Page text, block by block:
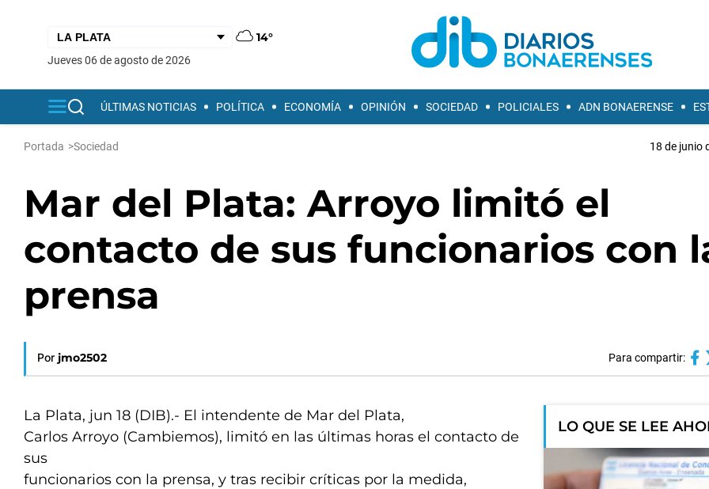
14°
jueves 06 de agosto de 2026
ÚLTIMAS NOTICIAS POLÍTICA ECONOMÍA OPINIÓN SOCIEDAD POLICIALES ADN BONAERENSE
Portada >Sociedad 18 de junio
Mar del Plata: Arroyo limitó el
contacto de sus funcionarios con
prensa
Por jmo2502 Para compartir:
La Plata, jun 18 (DIB).- El intendente de Mar del Plata,
Carlos Arroyo (Cambiemos), limitó en las últimas horas el contacto de
sus
funcionarios con la prensa, y tras recibir críticas por la medida,
LO QUE SE LEE